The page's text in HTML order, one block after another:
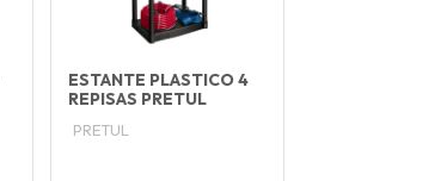
ESTANTE PLASTICO 4
REPISAS PRETUL
PRETUL